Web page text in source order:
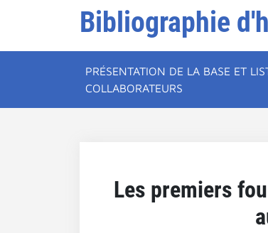
Bibliographie
PRÉSENTATION DE LA BASE ET
COLLABORATEURS
Les premiers